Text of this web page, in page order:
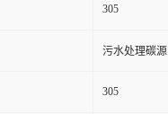
305
污水处理碳源
305